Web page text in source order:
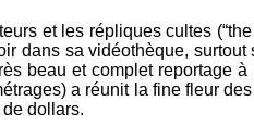
et les répliques cultes
dans sa vidéothèque,
beau et complet reportage
a réunit la fine fleur
de dollars.